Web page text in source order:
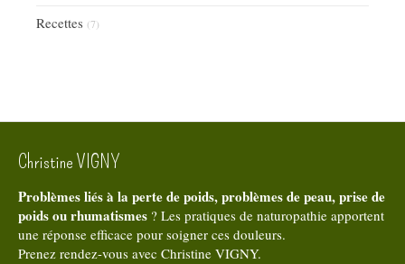
Recettes (7)
Christine VIGNY
Problèmes liés à la perte de poids, problèmes de peau, prise de
poids ou rhumatismes ? Les pratiques de naturopathie apportent
une réponse efficace pour soigner ces douleurs.
Prenez rendez-vous avec Christine VIGNY.